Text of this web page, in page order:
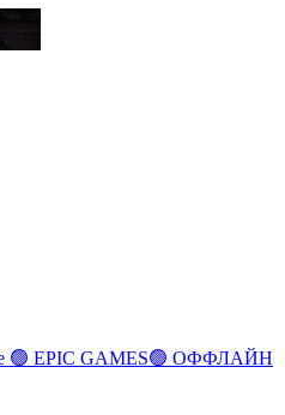
🟢 EPIC GAMES🟢 ОФФЛАЙН